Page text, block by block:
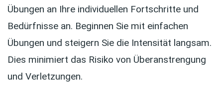
Übungen an Ihre individuellen Fortschritte und
Bedürfnisse an. Beginnen Sie mit einfachen
Übungen und steigern Sie die Intensität langsam.
Dies minimiert das Risiko von Überanstrengung
und Verletzungen.